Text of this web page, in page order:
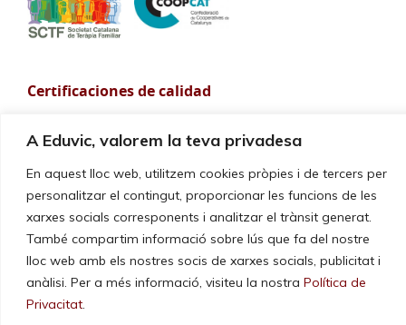
A Eduvic, valorem la teva privadesa
En aquest lloc web, utilitzem cookies pròpies i de tercers per
personalitzar el contingut, proporcionar les funcions de les
xarxes socials corresponents i analitzar el trànsit generat.
També compartim informació sobre lús que fa del nostre
lloc web amb els nostres socis de xarxes socials, publicitat i
anàlisi. Per a més informació, visiteu la nostra Política de
Privacitat
Certificaciones de calidad
Nuestros servicios y gestión están certificados según la norma
UNE-EN ISO 9001:2015